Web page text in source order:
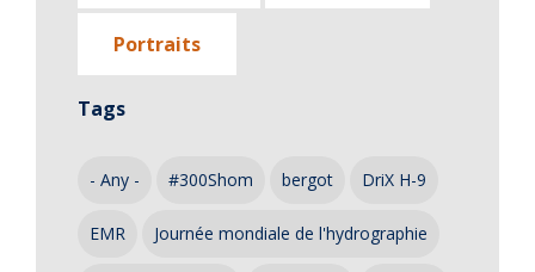
Portraits
Tags
- Any - #300Shom bergot DriX H-9
EMR Journée mondiale de l'hydrographie